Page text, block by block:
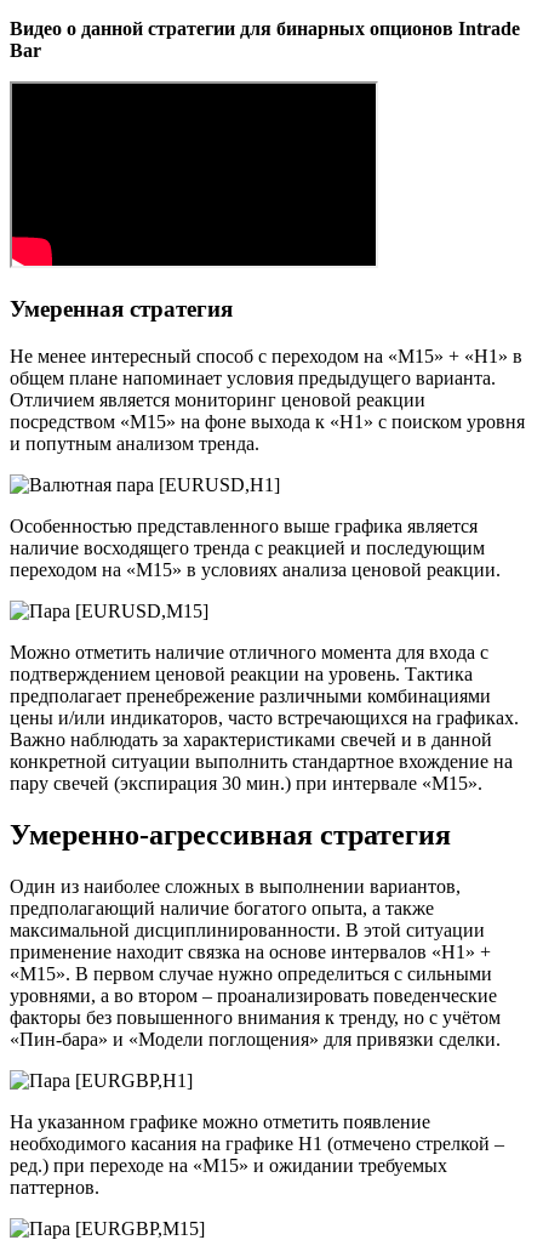
Видео о данной стратегии для бинарных опционов Intrade
Bar
Умеренная стратегия
Не менее интересный способ с переходом на «М15» + «Н1» в
общем плане напоминает условия предыдущего варианта.
Отличием является мониторинг ценовой реакции
посредством «М15» на фоне выхода к «Н1» с поиском уровня
и попутным анализом тренда.
Особенностью представленного выше графика является
наличие восходящего тренда с реакцией и последующим
переходом на «М15» в условиях анализа ценовой реакции.
Можно отметить наличие отличного момента для входа с
подтверждением ценовой реакции на уровень. Тактика
предполагает пренебрежение различными комбинациями
цены и/или индикаторов, часто встречающихся на графиках.
Важно наблюдать за характеристиками свечей и в данной
конкретной ситуации выполнить стандартное вхождение на
пару свечей (экспирация 30 мин.) при интервале «М15».
Умеренно-агрессивная стратегия
Один из наиболее сложных в выполнении вариантов,
предполагающий наличие богатого опыта, а также
максимальной дисциплинированности. В этой ситуации
применение находит связка на основе интервалов «Н1» +
«М15». В первом случае нужно определиться с сильными
уровнями, а во втором – проанализировать поведенческие
факторы без повышенного внимания к тренду, но с учётом
«Пин-бара» и «Модели поглощения» для привязки сделки.
На указанном графике можно отметить появление
необходимого касания на графике Н1 (отмечено стрелкой –
ред.) при переходе на «М15» и ожидании требуемых
паттернов.